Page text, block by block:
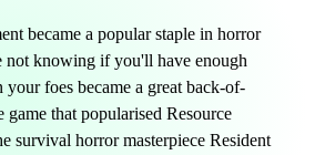
became a popular staple in horror
not knowing if you'll have enough
foes became a great back-of-
game that popularised Resource
survival horror masterpiece Resident